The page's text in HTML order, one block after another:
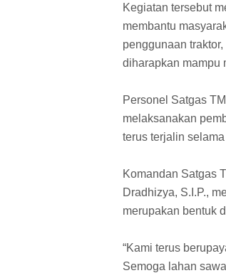
Kegiatan tersebut
membantu
penggunaan
diharapkan mampu
Personel Satgas
melaksanakan
terus terjalin
Komandan Satgas
Dradhizya, S.I.P.,
merupakan bentuk
“Kami terus
Semoga lahan